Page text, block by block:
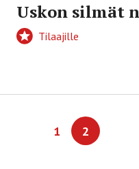
Uskon silmät
Tilaajille
1 2